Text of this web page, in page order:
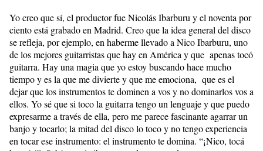
Yo creo que sí, el productor fue Nicolás Ibarburu y el noventa por
ciento está grabado en Madrid. Creo que la idea general del disco
se refleja, por ejemplo, en haberme llevado a Nico Ibarburu, uno
de los mejores guitarristas que hay en América y que apenas tocó
guitarra. Hay una magia que yo estoy buscando hace mucho
tiempo y es la que me divierte y que me emociona, que es el
dejar que los instrumentos te dominen a vos y no dominarlos vos a
ellos. Yo sé que si toco la guitarra tengo un lenguaje y que puedo
expresarme a través de ella, pero me parece fascinante agarrar un
banjo y tocarlo; la mitad del disco lo toco y no tengo experiencia
en tocar ese instrumento: el instrumento te domina. “¡Nico, tocá